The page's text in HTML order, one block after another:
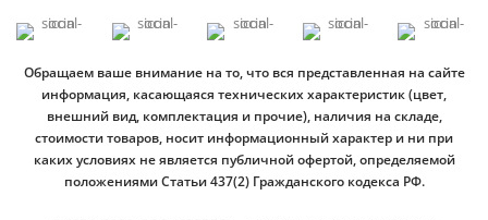
Обращаем ваше внимание на то, что вся представленная на сайте
информация, касающаяся технических характеристик (цвет,
внешний вид, комплектация и прочие), наличия на складе,
стоимости товаров, носит информационный характер и ни при
каких условиях не является публичной офертой, определяемой
положениями Статьи 437(2) Гражданского кодекса РФ.